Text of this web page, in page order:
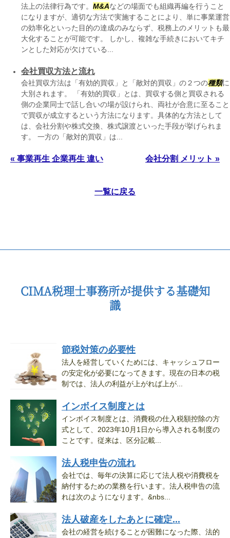
法上の法律行為です。 M&Aなどの場面でも組織再編を行うこと
になりますが、適切な方法で実施することにより、単に事業運営
の効率化といった目的の達成のみならず、税務上のメリットも最
大化することが可能です。 しかし、複雑な手続きにおいてキチ
ンとした対応が欠けている...
会社買収方法と流れ
会社買収方法は「有効的買収」と「敵対的買収」の２つの種類に
大別されます。 「有効的買収」とは、買収する側と買収される
側の企業同士で話し合いの場が設けられ、両社が合意に至ること
で買収が成立するという方法になります。具体的な方法として
は、会社分割や株式交換、株式譲渡といった手段が挙げられま
す。 一方の「敵対的買収」は...
« 事業再生 企業再生 違い 会社分割 メリット »
一覧に戻る
CIMA税理士事務所が提供する基礎知
識
節税対策の必要性
法人を経営していくためには、キャッシュフロー
の安定化が必要になってきます。現在の日本の税
制では、法人の利益が上がれば上が...
インボイス制度とは
インボイス制度とは、消費税の仕入税額控除の方
式として、2023年10月1日から導入される制度の
ことです。従来は、区分記載...
法人税申告の流れ
会社では、毎年の決算に応じて法人税や消費税を
納付するための業務を行います。法人税申告の流
れは次のようになります。&nbs...
法人破産をしたあとに確定...
会社の経営を続けることが困難になった際、法的